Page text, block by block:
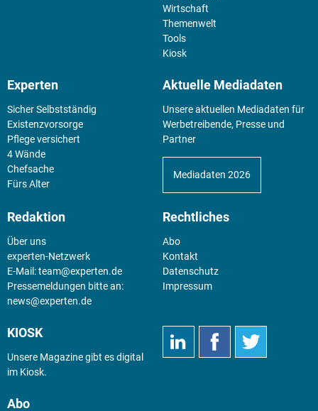
Wirtschaft
Themenwelt
Tools
Kiosk
Experten
Sicher Selbstständig
Existenz­vorsorge
Pflege versichert
4 Wände
Chefsache
Fürs Alter
Aktuelle Mediadaten
Unsere aktuellen Mediadaten für
Werbetreibende, Presse und
Partner
Mediadaten 2026
Redaktion
Über uns
experten-Netzwerk
E-Mail:team@experten.de
Pressemeldungen bitte an:
news@experten.de
Rechtliches
Abo
Kontakt
Datenschutz
Impressum
KIOSK
Unsere Magazine gibt es digital
im Kiosk.
Abo